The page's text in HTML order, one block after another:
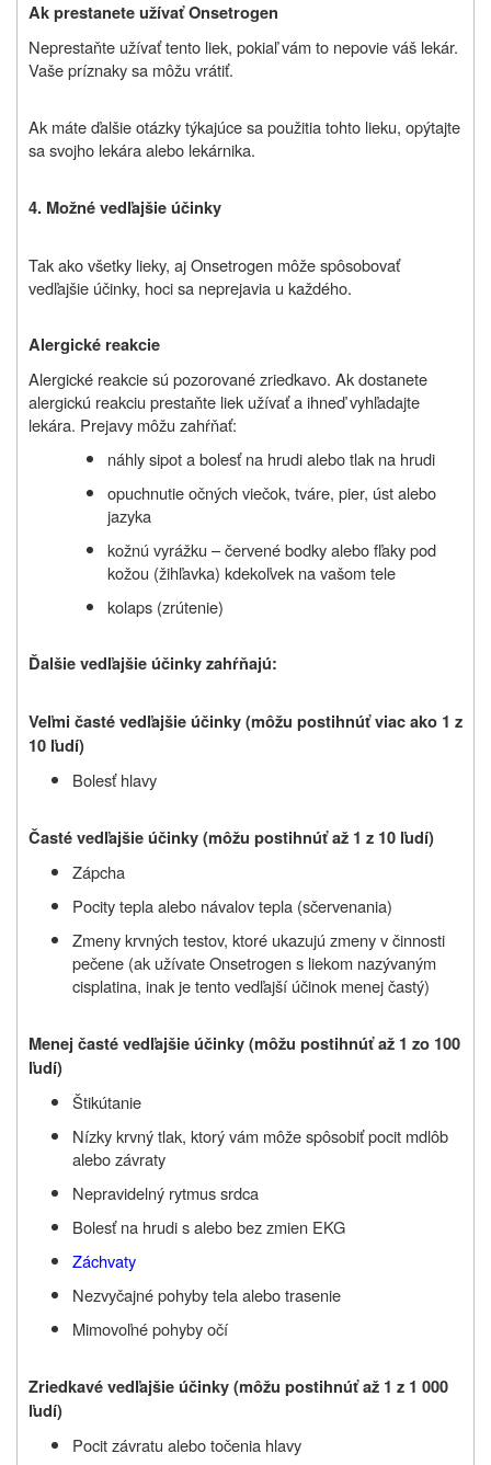
Ak prestanete užívať Onsetrogen
Neprestaňte užívať tento liek, pokiaľ vám to nepovie váš lekár.
Vaše príznaky sa môžu vrátiť.
Ak máte ďalšie otázky týkajúce sa použitia tohto lieku, opýtajte
sa svojho lekára alebo lekárnika.
4. Možné vedľajšie účinky
Tak ako všetky lieky, aj Onsetrogen môže spôsobovať
vedľajšie účinky, hoci sa neprejavia u každého.
Alergické reakcie
Alergické reakcie sú pozorované zriedkavo. Ak dostanete
alergickú reakciu prestaňte liek užívať a ihneď vyhľadajte
lekára. Prejavy môžu zahŕňať:
náhly sipot a bolesť na hrudi alebo tlak na hrudi
opuchnutie očných viečok, tváre, pier, úst alebo
jazyka
kožnú vyrážku – červené bodky alebo fľaky pod
kožou (žihľavka) kdekoľvek na vašom tele
kolaps (zrútenie)
Ďalšie vedľajšie účinky zahŕňajú:
Veľmi časté vedľajšie účinky (môžu postihnúť viac ako 1 z
10 ľudí)
Bolesť hlavy
Časté vedľajšie účinky (môžu postihnúť až 1 z 10 ľudí)
Zápcha
Pocity tepla alebo návalov tepla (sčervenania)
Zmeny krvných testov, ktoré ukazujú zmeny v činnosti
pečene (ak užívate Onsetrogen s liekom nazývaným
cisplatina, inak je tento vedľajší účinok menej častý)
Menej časté vedľajšie účinky (môžu postihnúť až 1 zo 100
ľudí)
Štikútanie
Nízky krvný tlak, ktorý vám môže spôsobiť pocit mdlôb
alebo závraty
Nepravidelný rytmus srdca
Bolesť na hrudi s alebo bez zmien EKG
Záchvaty
Nezvyčajné pohyby tela alebo trasenie
Mimovoľné pohyby očí
Zriedkavé vedľajšie účinky (môžu postihnúť až 1 z 1 000
ľudí)
Pocit závratu alebo točenia hlavy